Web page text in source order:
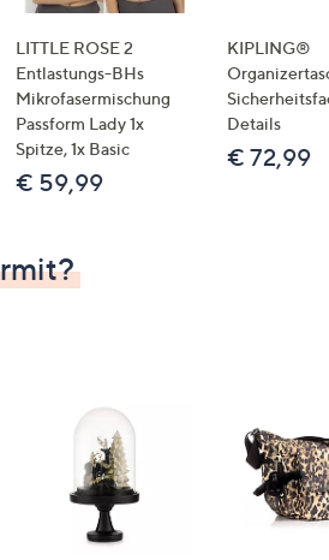
LITTLE ROSE 2
Entlastungs-BHs
Mikrofasermischung
Passform Lady 1x
Spitze, 1x Basic
€ 59,99
KIPLING®
Details
€ 72,99